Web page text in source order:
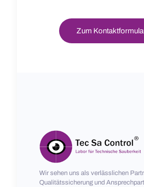
Zum
Wir sehen uns als verlässlichen
Qualitätssicherung und